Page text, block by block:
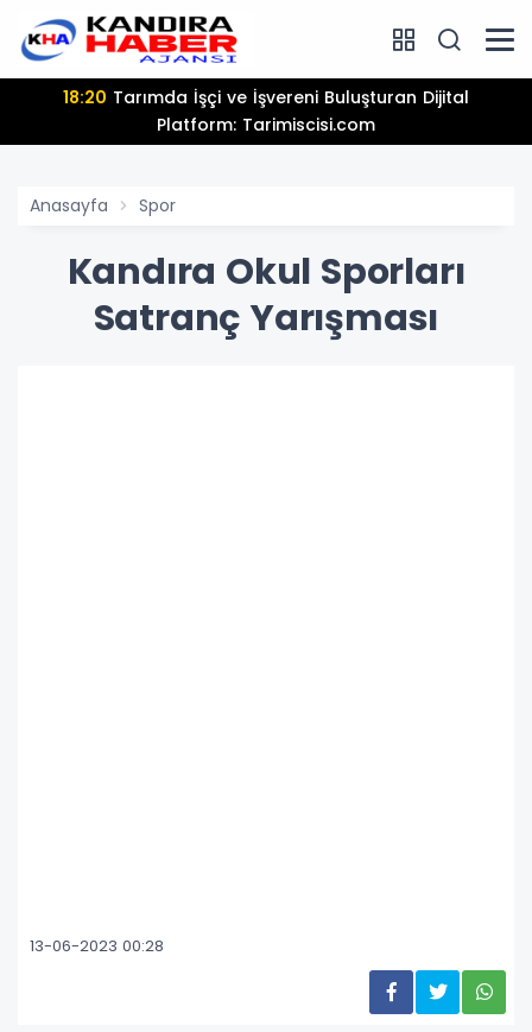
13:25 Hamiyet Elmas Son Yolculuğuna Uğurlanıyor
Anasayfa Spor
Kandıra Okul Sporları
Satranç Yarışması
13-06-2023 00:28